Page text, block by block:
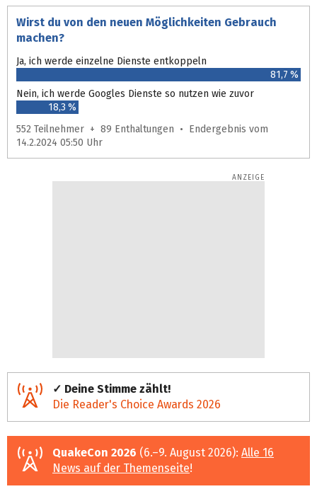
Wirst du von den neuen Möglichkeiten Gebrauch
machen?
Ja, ich werde einzelne Dienste entkoppeln
81,7 %
Nein, ich werde Googles Dienste so nutzen wie zuvor
18,3 %
552 Teilnehmer + 89 Enthaltungen • Endergebnis vom
14.2.2024 05:50 Uhr
✓ Deine Stimme zählt!
Die Reader's Choice Awards 2026
QuakeCon 2026 (6.–9. August 2026): Alle 16
News auf der Themenseite!